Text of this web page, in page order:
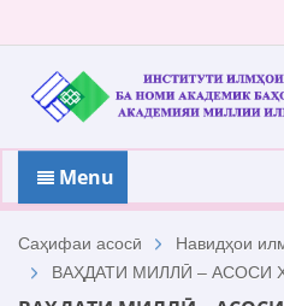
Menu
Саҳифаи асосӣ Навидҳои
ВАҲДАТИ МИЛЛӢ – АСОСИ